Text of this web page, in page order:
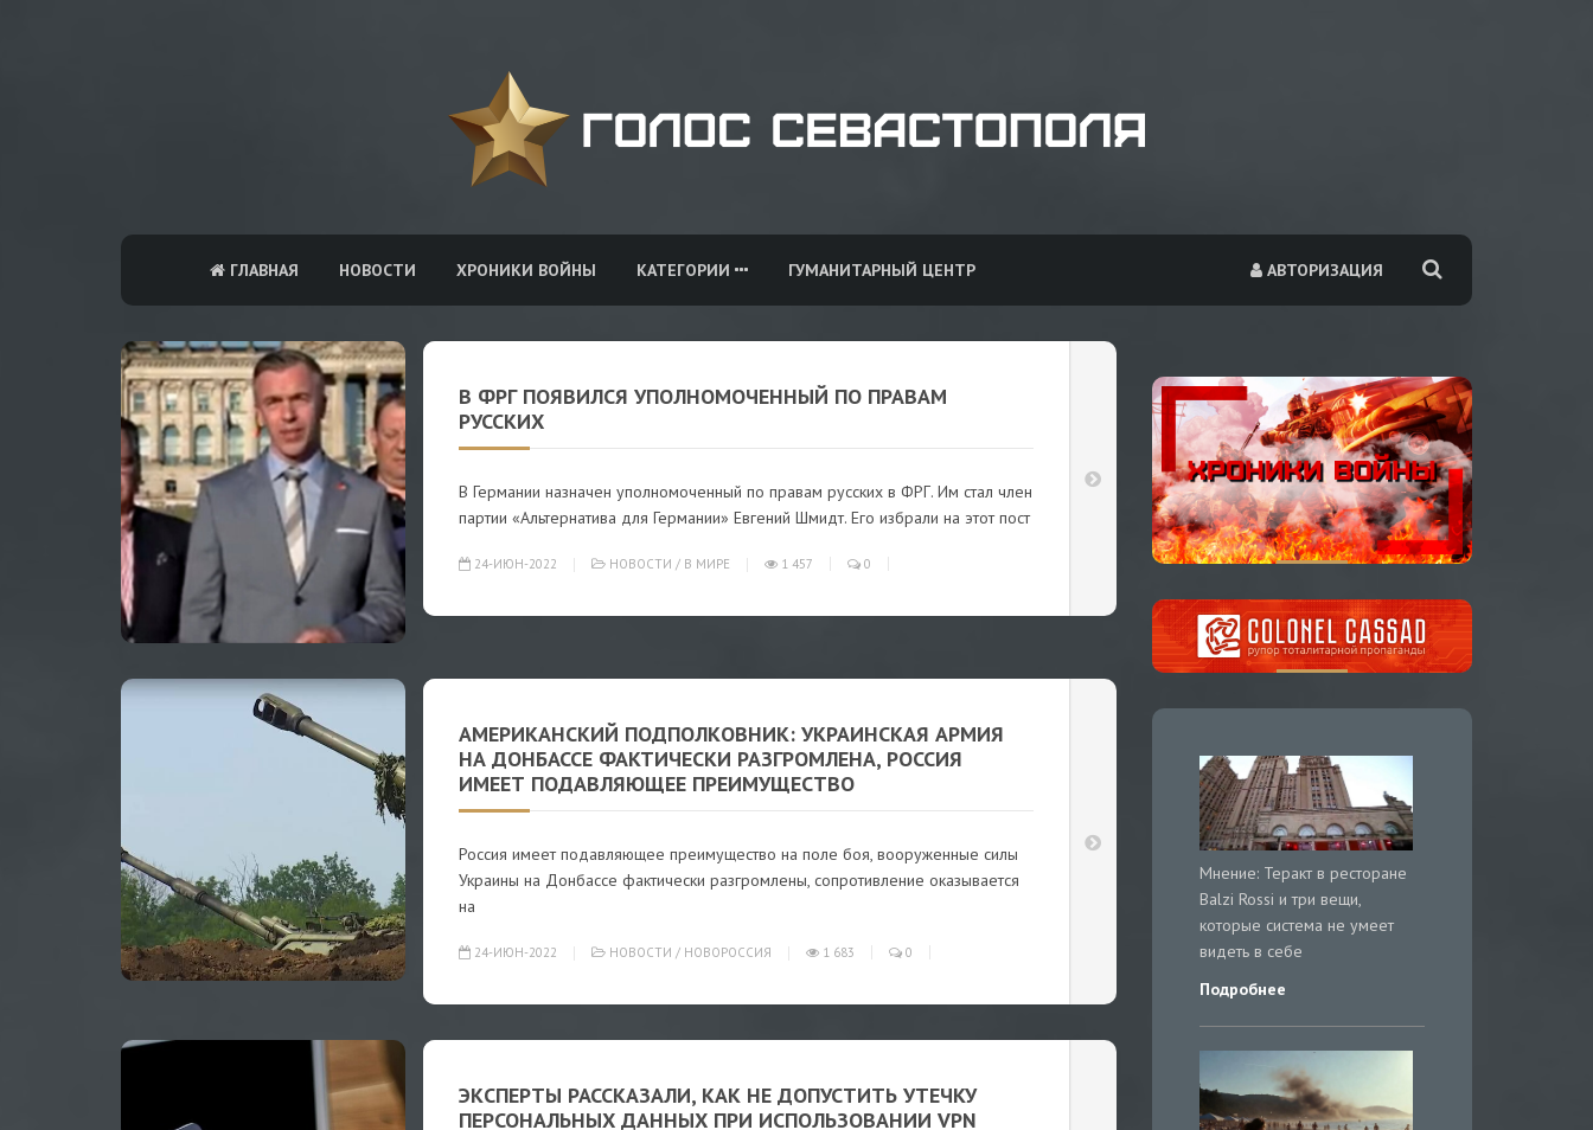
АВТОРИЗАЦИЯ
ГЛАВНАЯ НОВОСТИ ХРОНИКИ ВОЙНЫ КАТЕГОРИИ ГУМАНИТАРНЫЙ ЦЕНТР
В ФРГ ПОЯВИЛСЯ УПОЛНОМОЧЕННЫЙ ПО ПРАВАМ
РУССКИХ
В Германии назначен уполномоченный по правам русских в ФРГ. Им стал член
партии «Альтернатива для Германии» Евгений Шмидт. Его избрали на этот пост
24-ИЮН-2022 НОВОСТИ / В МИРЕ 1 457 0
АМЕРИКАНСКИЙ ПОДПОЛКОВНИК: УКРАИНСКАЯ АРМИЯ
НА ДОНБАССЕ ФАКТИЧЕСКИ РАЗГРОМЛЕНА, РОССИЯ
ИМЕЕТ ПОДАВЛЯЮЩЕЕ ПРЕИМУЩЕСТВО
Россия имеет подавляющее преимущество на поле боя, вооруженные силы
Украины на Донбассе фактически разгромлены, сопротивление оказывается
на
24-ИЮН-2022 НОВОСТИ / НОВОРОССИЯ 1 683 0
ЭКСПЕРТЫ РАССКАЗАЛИ, КАК НЕ ДОПУСТИТЬ УТЕЧКУ
ПЕРСОНАЛЬНЫХ ДАННЫХ ПРИ ИСПОЛЬЗОВАНИИ VPN
Мнение: Теракт в ресторане
Balzi Rossi и три вещи,
которые система не умеет
видеть в себе
Подробнее